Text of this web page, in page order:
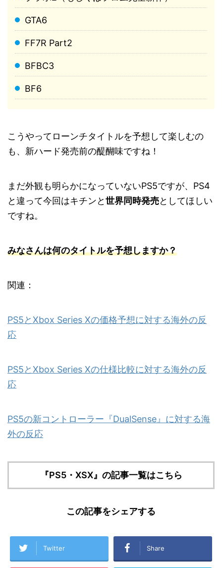
GTA6
FF7R Part2
BFBC3
BF6
こうやってローンチタイトルを予想して楽しむの
も、新ハード発売前の醍醐味ですね！
まだ外観も明らかになっていないPS5ですが、PS4
と違って今回はキチンと世界同時発売としてほしい
ですね。
みなさんは何のタイトルを予想しますか？
関連：
PS5とXbox Series Xの価格予想に対する海外の反
応
PS5とXbox Series Xの仕様比較に対する海外の反
応
PS5の新コントローラー『DualSense』に対する海
外の反応
『PS5・XSX』の記事一覧はこちら
この記事をシェアする
Twitter Share